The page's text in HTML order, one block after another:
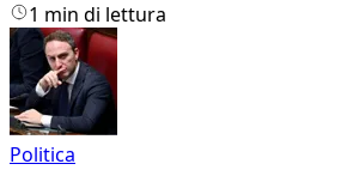
1 min di lettura
Politica